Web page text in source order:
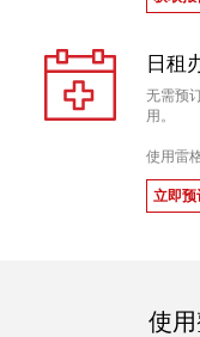
日租
无需预
用。
使用雷
立即预
使